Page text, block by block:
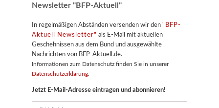
Newsletter "BFP-Aktuell"
In regelmäßigen Abständen versenden wir den "BFP-
Aktuell Newsletter" als E-Mail mit aktuellen
Geschehnissen aus dem Bund und ausgewählte
Nachrichten von BFP-Aktuell.de.
Informationen zum Datenschutz finden Sie in unserer
Datenschutzerklärung.
Jetzt E-Mail-Adresse eintragen und abonnieren!